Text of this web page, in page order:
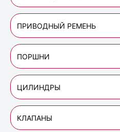
ПРИВОДНЫЙ РЕМЕНЬ
ПОРШНИ
ЦИЛИНДРЫ
КЛАПАНЫ